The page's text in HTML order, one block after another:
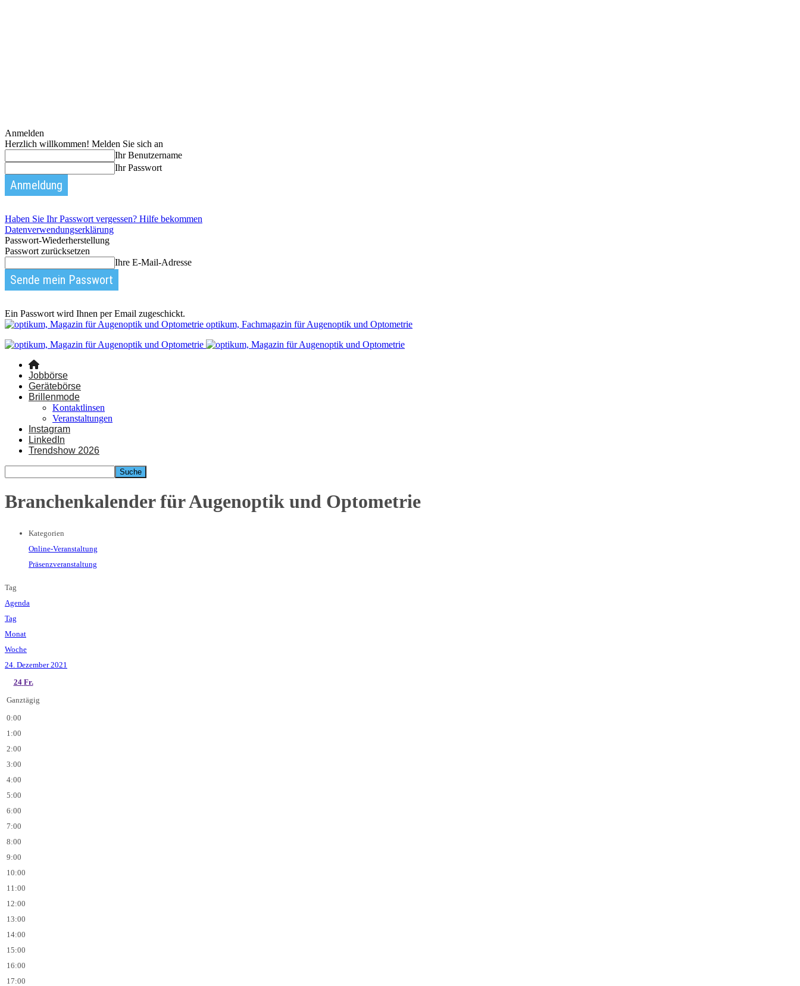
Anmelden
Herzlich willkommen! Melden Sie sich an
Ihr Benutzername
Ihr Passwort
Haben Sie Ihr Passwort vergessen? Hilfe bekommen
Datenverwendungserklärung
Passwort-Wiederherstellung
Passwort zurücksetzen
Ihre E-Mail-Adresse
Ein Passwort wird Ihnen per Email zugeschickt.
optikum, Fachmagazin für Augenoptik und Optometrie
Jobbörse
Gerätebörse
Brillenmode
Kontaktlinsen
Veranstaltungen
Instagram
LinkedIn
Trendshow 2026
Branchenkalender für Augenoptik und Optometrie
Kategorien
Online-Veranstaltung
Präsenzveranstaltung
Tag
Agenda
Tag
Monat
Woche
24. Dezember 2021
24 Fr.
Ganztägig
0:00
1:00
2:00
3:00
4:00
5:00
6:00
7:00
8:00
9:00
10:00
11:00
12:00
13:00
14:00
15:00
16:00
17:00